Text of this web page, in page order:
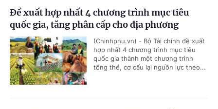
Đề xuất hợp nhất 4 chương trình mục tiêu
quốc gia, tăng phân cấp cho địa phương
(Chinhphu.vn) - Bộ Tài chính đề xuất
hợp nhất 4 chương trình mục tiêu
quốc gia thành một chương trình
tổng thể, cơ cấu lại nguồn lực theo...